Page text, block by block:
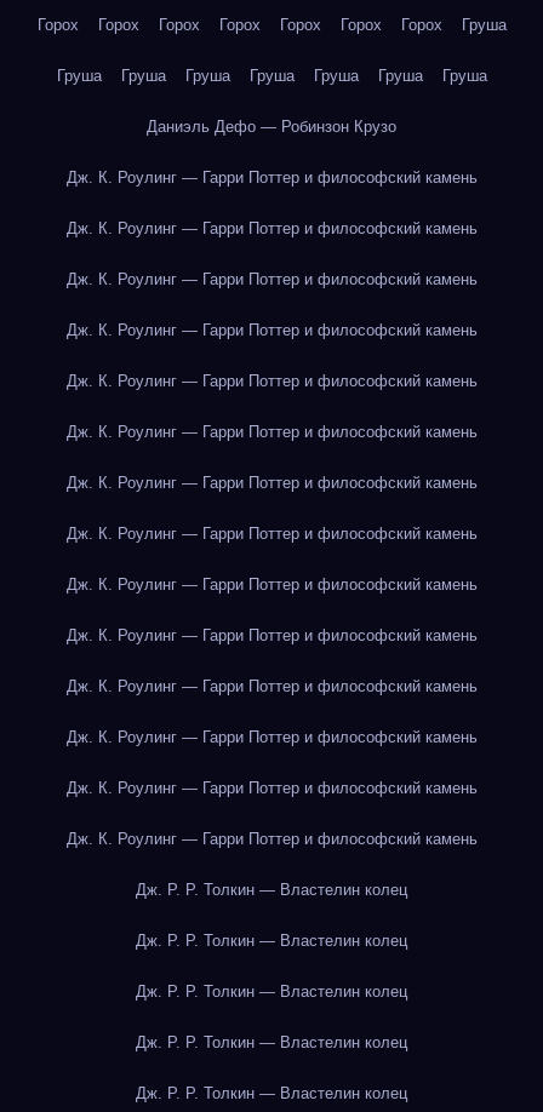
Горох Горох Горох Горох Горох Горох Горох Груша
Груша Груша Груша Груша Груша Груша Груша
Даниэль Дефо — Робинзон Крузо
Дж. К. Роулинг — Гарри Поттер и философский камень
Дж. К. Роулинг — Гарри Поттер и философский камень
Дж. К. Роулинг — Гарри Поттер и философский камень
Дж. К. Роулинг — Гарри Поттер и философский камень
Дж. К. Роулинг — Гарри Поттер и философский камень
Дж. К. Роулинг — Гарри Поттер и философский камень
Дж. К. Роулинг — Гарри Поттер и философский камень
Дж. К. Роулинг — Гарри Поттер и философский камень
Дж. К. Роулинг — Гарри Поттер и философский камень
Дж. К. Роулинг — Гарри Поттер и философский камень
Дж. К. Роулинг — Гарри Поттер и философский камень
Дж. К. Роулинг — Гарри Поттер и философский камень
Дж. К. Роулинг — Гарри Поттер и философский камень
Дж. К. Роулинг — Гарри Поттер и философский камень
Дж. Р. Р. Толкин — Властелин колец
Дж. Р. Р. Толкин — Властелин колец
Дж. Р. Р. Толкин — Властелин колец
Дж. Р. Р. Толкин — Властелин колец
Дж. Р. Р. Толкин — Властелин колец